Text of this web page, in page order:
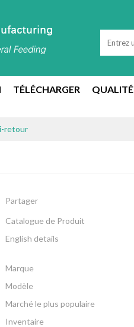
TÉLÉCHARGER QUALITÉ
retour
Partager
Catalogue de Produit
English details
Marque
Modèle
Marché le plus populaire
Inventaire